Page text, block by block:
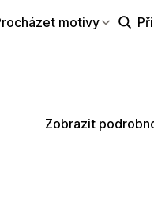
motivy
Zobrazit